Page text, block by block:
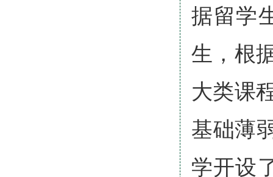
据留学
生，根
大类课
基础薄
学开设